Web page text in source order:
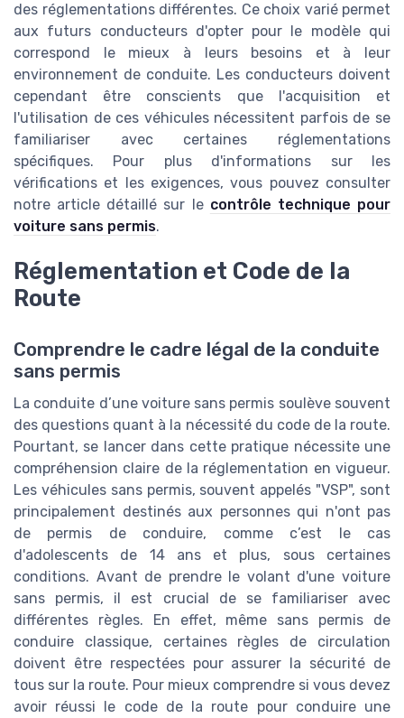
des réglementations différentes. Ce choix varié permet
aux futurs conducteurs d'opter pour le modèle qui
correspond le mieux à leurs besoins et à leur
environnement de conduite. Les conducteurs doivent
cependant être conscients que l'acquisition et
l'utilisation de ces véhicules nécessitent parfois de se
familiariser avec certaines réglementations
spécifiques. Pour plus d'informations sur les
vérifications et les exigences, vous pouvez consulter
notre article détaillé sur le contrôle technique pour
voiture sans permis.
Réglementation et Code de la
Route
Comprendre le cadre légal de la conduite
sans permis
La conduite d’une voiture sans permis soulève souvent
des questions quant à la nécessité du code de la route.
Pourtant, se lancer dans cette pratique nécessite une
compréhension claire de la réglementation en vigueur.
Les véhicules sans permis, souvent appelés "VSP", sont
principalement destinés aux personnes qui n'ont pas
de permis de conduire, comme c’est le cas
d'adolescents de 14 ans et plus, sous certaines
conditions. Avant de prendre le volant d'une voiture
sans permis, il est crucial de se familiariser avec
différentes règles. En effet, même sans permis de
conduire classique, certaines règles de circulation
doivent être respectées pour assurer la sécurité de
tous sur la route. Pour mieux comprendre si vous devez
avoir réussi le code de la route pour conduire une